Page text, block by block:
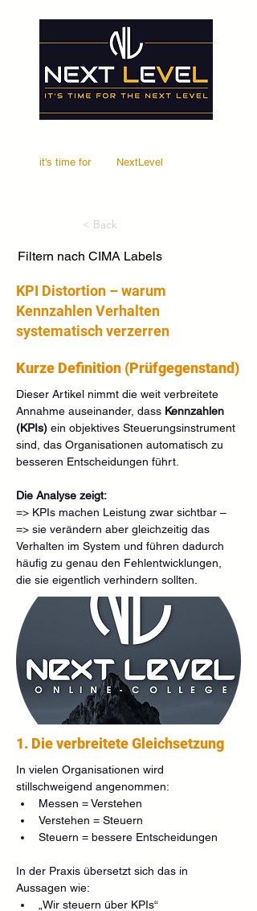
it's time for NextLevel
< Back
Filtern nach CIMA Labels
KPI Distortion – warum
Kennzahlen Verhalten
systematisch verzerren
Kurze Definition (Prüfgegenstand)
Dieser Artikel nimmt die weit verbreitete
Annahme auseinander, dass Kennzahlen
(KPIs) ein objektives Steuerungsinstrument
sind, das Organisationen automatisch zu
besseren Entscheidungen führt.
Die Analyse zeigt:
=> KPIs machen Leistung zwar sichtbar –
=> sie verändern aber gleichzeitig das
Verhalten im System und führen dadurch
häufig zu genau den Fehlentwicklungen,
die sie eigentlich verhindern sollten.
1. Die verbreitete Gleichsetzung
In vielen Organisationen wird
stillschweigend angenommen:
Messen = Verstehen
Verstehen = Steuern
Steuern = bessere Entscheidungen
In der Praxis übersetzt sich das in
Aussagen wie:
„Wir steuern über KPIs“